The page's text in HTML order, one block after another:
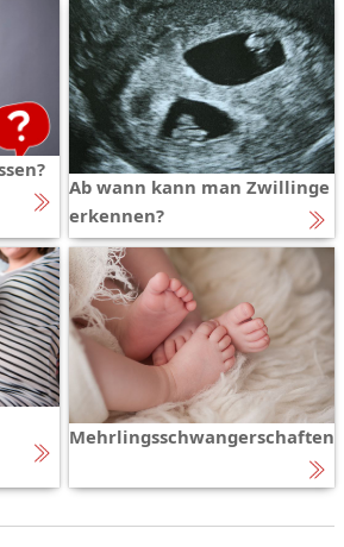
Ab wann kann man Zwillinge
erkennen?
Mehrlingsschwangerschaften